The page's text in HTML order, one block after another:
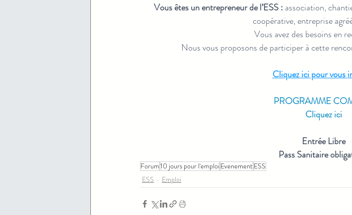
Vous êtes un entrepreneur de l’ESS : association,
coopérative, entreprise
Vous avez des besoins en
Nous vous proposons de participer à cette
Cliquez ici pour vous
PROGRAMME
Cliquez ici
Entrée Libre
Pass Sanitaire
Forum10 jours pour l'emploi EvenementESS
ESS
Emploi